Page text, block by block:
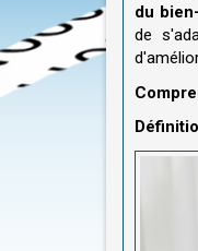
du
de